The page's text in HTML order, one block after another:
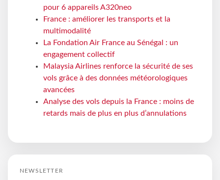
pour 6 appareils A320neo
France : améliorer les transports et la
multimodalité
La Fondation Air France au Sénégal : un
engagement collectif
Malaysia Airlines renforce la sécurité de ses
vols grâce à des données météorologiques
avancées
Analyse des vols depuis la France : moins de
retards mais de plus en plus d’annulations
NEWSLETTER